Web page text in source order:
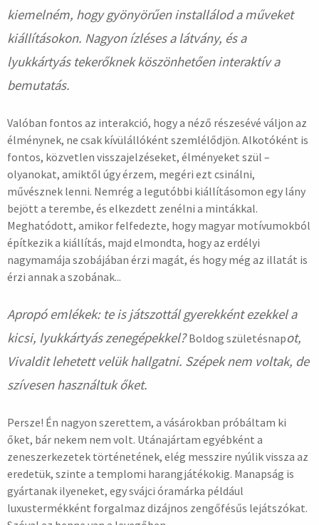
kiemelném, hogy gyönyörűen installálod a műveket
kiállításokon. Nagyon ízléses a látvány, és a
lyukkártyás tekerőknek köszönhetően interaktív a
bemutatás.
Valóban fontos az interakció, hogy a néző részesévé váljon az
élménynek, ne csak kívülállóként szemlélődjön. Alkotóként is
fontos, közvetlen visszajelzéseket, élményeket szül –
olyanokat, amiktől úgy érzem, megéri ezt csinálni,
művésznek lenni. Nemrég a legutóbbi kiállításomon egy lány
bejött a terembe, és elkezdett zenélni a mintákkal.
Meghatódott, amikor felfedezte, hogy magyar motívumokból
építkezik a kiállítás, majd elmondta, hogy az erdélyi
nagymamája szobájában érzi magát, és hogy még az illatát is
érzi annak a szobának...
Apropó emlékek: te is játszottál gyerekként ezekkel a
kicsi, lyukkártyás zenegépekkel?Boldog születésnapot,
Vivaldit lehetett velük hallgatni. Szépek nem voltak, de
szívesen használtuk őket.
Persze! Én nagyon szerettem, a vásárokban próbáltam ki
őket, bár nekem nem volt. Utánajártam egyébként a
zeneszerkezetek történetének, elég messzire nyúlik vissza az
eredetük, szinte a templomi harangjátékokig. Manapság is
gyártanak ilyeneket, egy svájci óramárka például
luxustermékként forgalmaz dizájnos zengőfésűs lejátszókat.